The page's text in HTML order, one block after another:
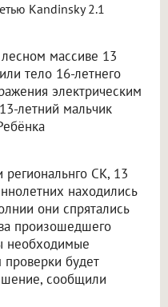
Kandinsky 2.1
массиве 13
тело 16-летнего
электрическим
летний мальчик
СК, 13
находились
они спрятались
произошедшего
необходимые
проверки будет
сообщили